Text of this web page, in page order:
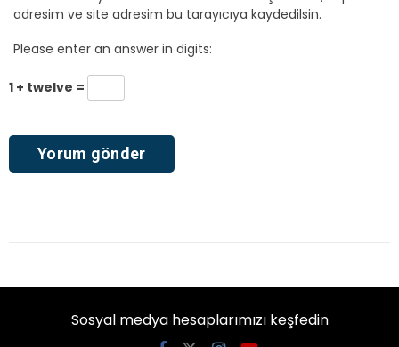
adresim ve site adresim bu tarayıcıya kaydedilsin.
Please enter an answer in digits:
1 + twelve =
Sosyal medya hesaplarımızı keşfedin